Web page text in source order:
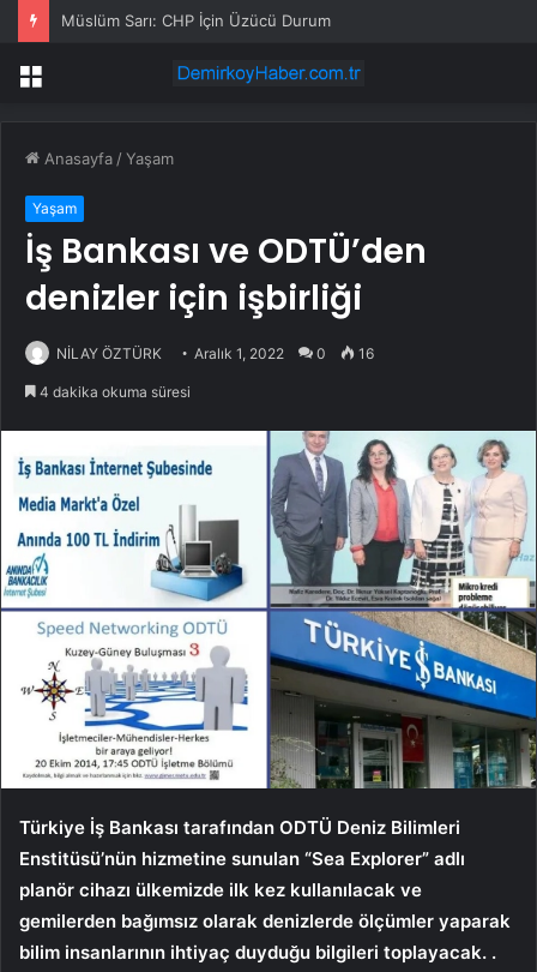
Menü
Anasayfa /Yaşam
Yaşam
İş Bankası ve ODTÜ’den
denizler için işbirliği
NİLAY ÖZTÜRK Aralık 1, 2022 0 16
4 dakika okuma süresi
Türkiye İş Bankası tarafından ODTÜ Deniz Bilimleri
Enstitüsü’nün hizmetine sunulan “Sea Explorer” adlı
planör cihazı ülkemizde ilk kez kullanılacak ve
gemilerden bağımsız olarak denizlerde ölçümler yaparak
bilim insanlarının ihtiyaç duyduğu bilgileri toplayacak. .